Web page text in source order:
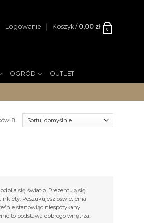
Logowanie Koszyk / 0,00 zł 0
OGRÓD OUTLET
8
się światło. Prezentują się
Poszukujesz oświetlenia
stanowiąc niespotykany
to podstawa dobrego wnętrza.